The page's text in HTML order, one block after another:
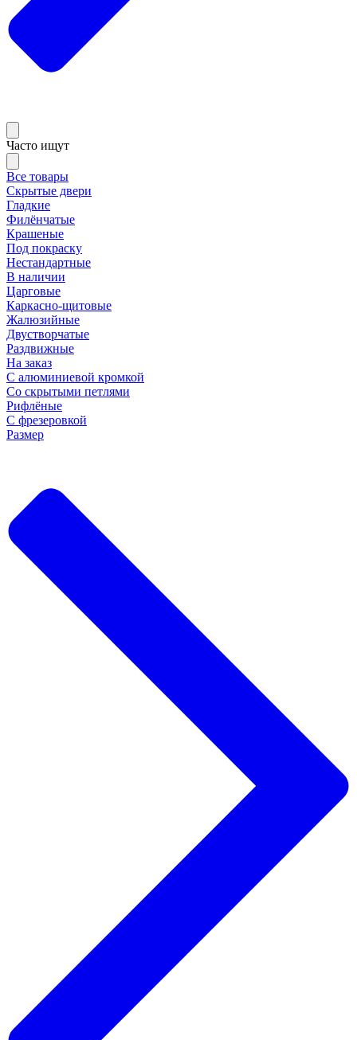
Часто ищут
Все товары
Скрытые двери
Гладкие
Филёнчатые
Крашеные
Под покраску
Нестандартные
В наличии
Царговые
Каркасно-щитовые
Жалюзийные
Двустворчатые
Раздвижные
На заказ
С алюминиевой кромкой
Со скрытыми петлями
Рифлёные
С фрезеровкой
Размер